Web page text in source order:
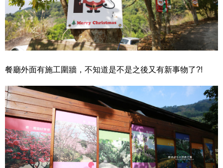
餐廳外面有施工圍牆，不知道是不是之後又有新事物了?!